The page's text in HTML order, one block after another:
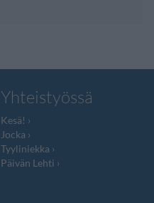
Yhteistyössä
Kesä!
Jocka
Tyyliniekka
Päivän Lehti